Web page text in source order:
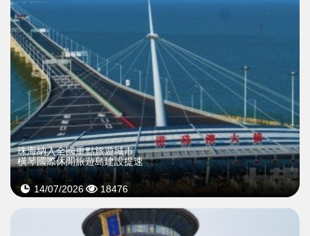
珠海納入全國重點旅遊城市
橫琴國際休閒旅遊島建設提速
14/07/2026 18476